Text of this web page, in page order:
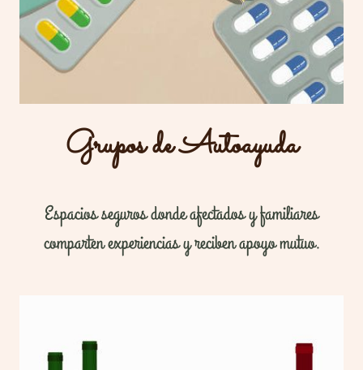
Grupos de Autoayuda
Espacios seguros donde afectados y familiares
comparten experiencias y reciben apoyo mutuo.